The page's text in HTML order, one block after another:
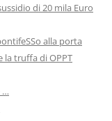
di 20 mila Euro
alla porta
la truffa di OPPT
…